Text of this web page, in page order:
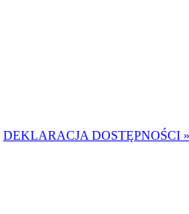
DEKLARACJA DOSTĘPNOŚCI »